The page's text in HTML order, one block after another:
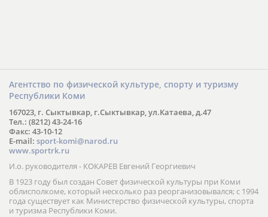
Агентство по физической культуре, спорту и туризму
Республики Коми
167023, г. Сыктывкар, г.Сыктывкар, ул.Катаева, д.47
Тел.: (8212) 43-24-16
Факс: 43-10-12
E-mail: sport-komi@narod.ru
www.sportrk.ru
И.о. руководителя - КОКАРЕВ Евгений Георгиевич
В 1923 году был создан Совет физической культуры при Коми
облисполкоме, который несколько раз реорганизовывался; с 1994
года существует как Министерство физической культуры, спорта
и туризма Республики Коми.